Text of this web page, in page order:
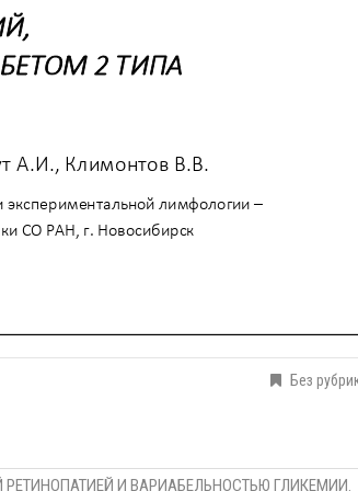
Без
И ВАРИАБЕЛЬНОСТЬЮ ГЛИКЕМИИ.